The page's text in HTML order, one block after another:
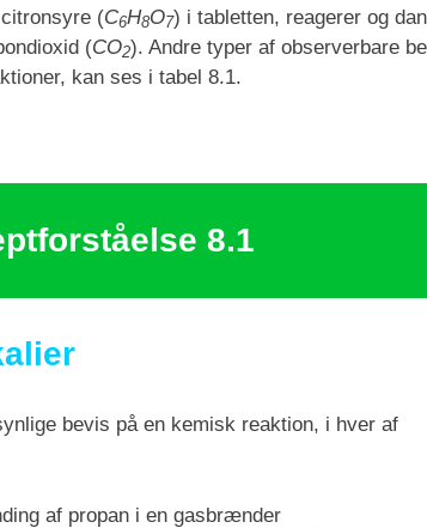
(C6H8O7) i tabletten, reagerer og
(CO2). Andre typer af observerbare
kan ses i tabel 8.1.
8.1
bevis på en kemisk reaktion, i hver af
af propan i en gasbrænder